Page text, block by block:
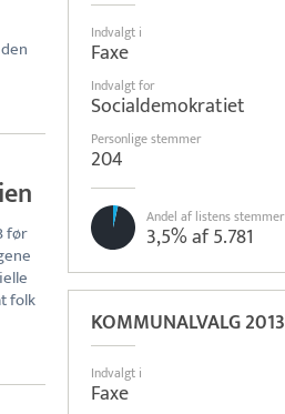
Indvalgt i
Faxe
Indvalgt for
Socialdemokratiet
Personlige stemmer
204
Andel af listens stemmer
3,5% af 5.781
KOMMUNALVALG 2013
Indvalgt i
Faxe
før
folk